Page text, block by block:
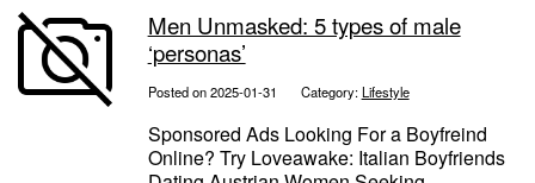
Men Unmasked: 5 types of male
‘personas’
Posted on 2025-01-31 Category:Lifestyle
Sponsored Ads Looking For a Boyfreind
Online? Try Loveawake: Italian Boyfriends